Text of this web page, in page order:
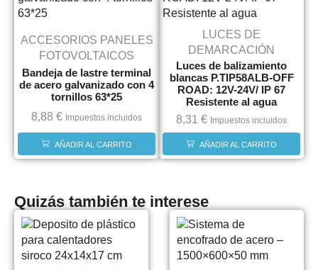
ACCESORIOS PANELES
FOTOVOLTAICOS
Bandeja de lastre terminal
de acero galvanizado con 4
tornillos 63*25
8,88 € Impuestos incluidos
AÑADIR AL CARRITO
LUCES DE
DEMARCACIÓN
Luces de balizamiento
blancas P.TIP58ALB-OFF
ROAD: 12V-24V/ IP 67
Resistente al agua
8,31 € Impuestos incluidos
AÑADIR AL CARRITO
Quizás también te interese